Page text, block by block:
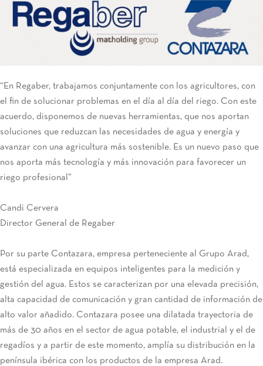
“En Regaber, trabajamos conjuntamente con los agricultores, con
el fin de solucionar problemas en el día al día del riego. Con este
acuerdo, disponemos de nuevas herramientas, que nos aportan
soluciones que reduzcan las necesidades de agua y energía y
avanzar con una agricultura más sostenible. Es un nuevo paso que
nos aporta más tecnología y más innovación para favorecer un
riego profesional”
Candi Cervera
Director General de Regaber
Por su parte Contazara, empresa perteneciente al Grupo Arad,
está especializada en equipos inteligentes para la medición y
gestión del agua. Estos se caracterizan por una elevada precisión,
alta capacidad de comunicación y gran cantidad de información de
alto valor añadido. Contazara posee una dilatada trayectoria de
más de 30 años en el sector de agua potable, el industrial y el de
regadíos y a partir de este momento, amplía su distribución en la
península ibérica con los productos de la empresa Arad.